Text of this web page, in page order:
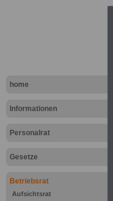
home
Informationen
Personalrat
Gesetze
Betriebsrat
Aufsichtsrat